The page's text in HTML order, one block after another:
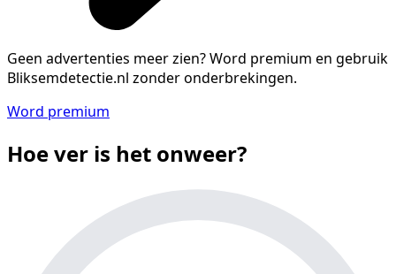
Geen advertenties meer zien?Word premium en gebruik
Bliksemdetectie.nl zonder onderbrekingen.
Word premium
Hoe ver is het onweer?